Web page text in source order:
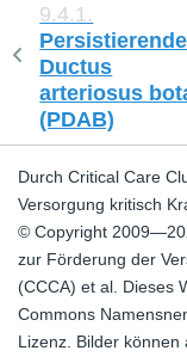
9.4.1.
Ductus
arteriosus
(PDAB)
Durch Critical Care
Versorgung kritisch
© Copyright
zur Förderung der
(CCCA) et al. Dieses
Commons
Lizenz. Bilder können